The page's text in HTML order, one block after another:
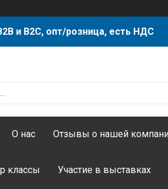
и B2C, опт/розница, есть НДС
О нас Отзывы о нашей
классы Участие в выставках